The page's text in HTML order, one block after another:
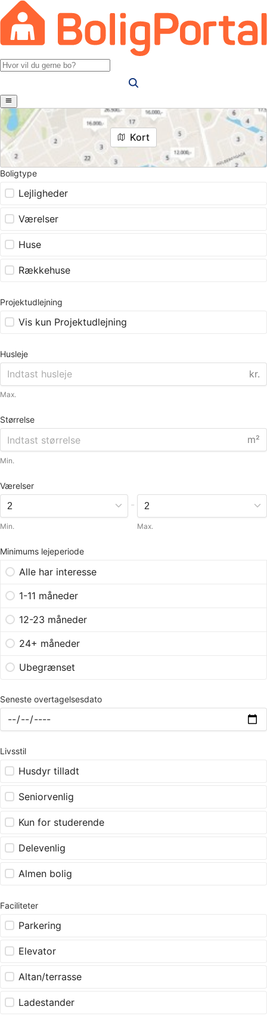
Kort
Boligtype
Lejligheder
Værelser
Huse
Rækkehuse
Projektudlejning
Vis kun Projektudlejning
Husleje
kr.
Max.
Størrelse
m²
Min.
Værelser
Min.
-
Max.
Minimums lejeperiode
Alle har interesse
1-11 måneder
12-23 måneder
24+ måneder
Ubegrænset
Seneste overtagelsesdato
Livsstil
Husdyr tilladt
Seniorvenlig
Kun for studerende
Delevenlig
Almen bolig
Faciliteter
Parkering
Elevator
Altan/terrasse
Ladestander